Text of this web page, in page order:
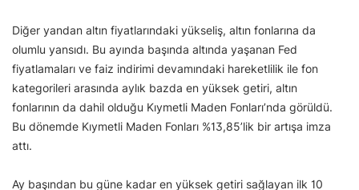
Diğer yandan altın fiyatlarındaki yükseliş, altın fonlarına da
olumlu yansıdı. Bu ayında başında altında yaşanan Fed
fiyatlamaları ve faiz indirimi devamındaki hareketlilik ile fon
kategorileri arasında aylık bazda en yüksek getiri, altın
fonlarının da dahil olduğu Kıymetli Maden Fonları’nda görüldü.
Bu dönemde Kıymetli Maden Fonları %13,85’lik bir artışa imza
attı.
Ay başından bu güne kadar en yüksek getiri sağlayan ilk 10